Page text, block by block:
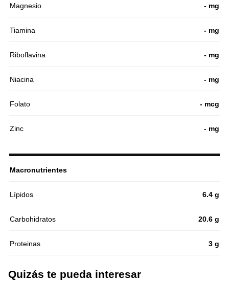
Magnesio - mg
Tiamina - mg
Riboflavina - mg
Niacina - mg
Folato - mcg
Zinc - mg
Macronutrientes
Lípidos 6.4 g
Carbohidratos 20.6 g
Proteinas 3 g
Quizás te pueda interesar